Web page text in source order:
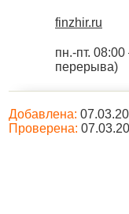
finzhir.ru
пн.-пт.
перерыва)
Добавлена:
Проверена: